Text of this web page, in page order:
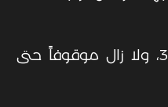
وقالا، إنّ الشهيد القاصر وليد أحمد اعتقل في تاريخ 30/9/2024، ولا زال موقوفاً حتى